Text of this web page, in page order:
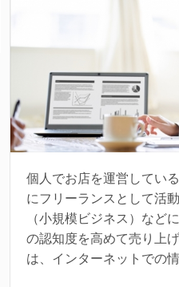
個人でお店を運営してい
にフリーランスとして活
（小規模ビジネス）など
の認知度を高めて売り上
は、インターネットでの